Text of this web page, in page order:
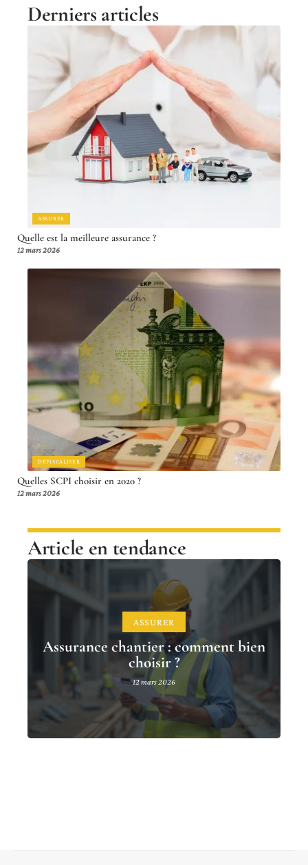
Derniers articles
ASSURER
Quelle est la meilleure assurance ?
12 mars 2026
DÉFISCALISER
Quelles SCPI choisir en 2020 ?
12 mars 2026
Article en tendance
ASSURER
Assurance chantier : comment bien
choisir ?
12 mars 2026